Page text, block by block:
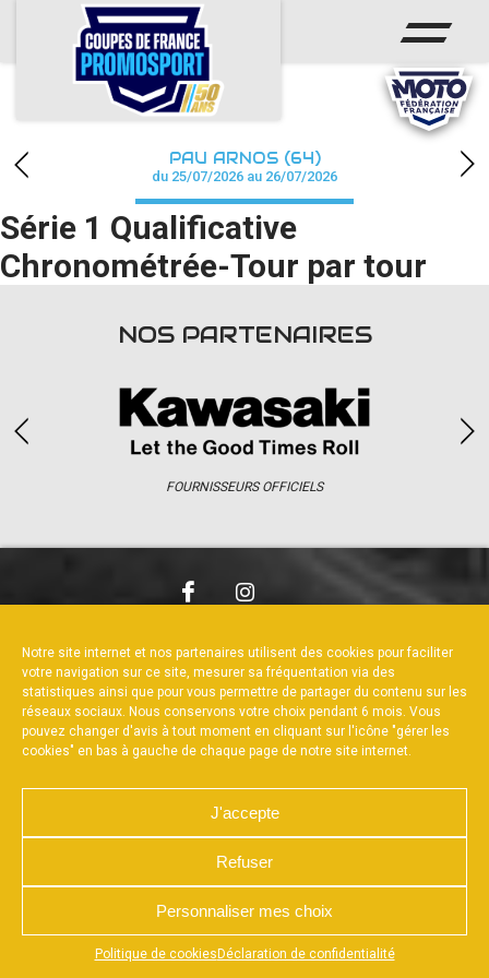
Notre site internet et nos partenaires utilisent des cookies pour faciliter
votre navigation sur ce site, mesurer sa fréquentation via des
statistiques ainsi que pour vous permettre de partager du contenu sur les
réseaux sociaux. Nous conservons votre choix pendant 6 mois. Vous
pouvez changer d'avis à tout moment en cliquant sur l'icône "gérer les
cookies" en bas à gauche de chaque page de notre site internet.
J'accepte
Refuser
Personnaliser mes choix
Politique de cookies Déclaration de confidentialité
Appuyez sur le bouton partager en bas de votre
ACCUEIL
ACTUS
CALENDRIER
CHAMPIONNAT
RÉSULTATS
PHOTOS / WEB TV
PARTENAIRES
accéder à la billetterie
PAU ARNOS (64)
du 25/07/2026 au 26/07/2026
Série 1 Qualificative
Chronométrée-Tour par tour
NOS PARTENAIRES
FOURNISSEURS OFFICIELS
CHARTE DE CONFIDENTIALITÉ
POLITIQUE DE COOKIES
DÉCLARATION DE CONFIDENTIALITÉ
RÉALISÉ PAR L’AGENCE WEB A3WEB